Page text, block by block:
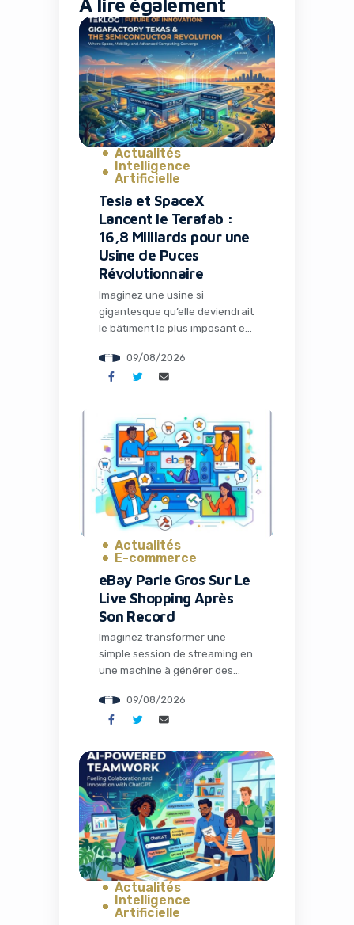
Actualités
Intelligence
Artificielle
Tesla et SpaceX
Lancent le Terafab :
16,8 Milliards pour une
Usine de Puces
Révolutionnaire
Imaginez une usine si
gigantesque qu’elle deviendrait
le bâtiment le plus imposant et
C’est exactement le projet
ambitieux que Tesla et SpaceX
conducteurs révolutionnaire au
Texas qui pourrait redéfinir
l’avenir de l’intelligence
artificielle et de la robotique.
Pour les entrepreneurs, les […]
09/08/2026
Actualités
E-commerce
eBay Parie Gros Sur Le
Live Shopping Après
Son Record
Imaginez transformer une
simple session de streaming en
une machine à générer des
C’est précisément ce que vit
eBay en ce moment avec son
shopping. Alors que le géant du
e-commerce dévoile des
résultats exceptionnels pour
son deuxième trimestre 2026,
une tendance claire émerge : le
[…]
09/08/2026
Actualités
Intelligence
Artificielle